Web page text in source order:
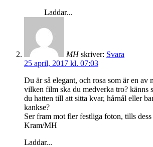
Laddar...
MH skriver: Svara
25 april, 2017 kl. 07:03
Du är så elegant, och rosa som är en av
vilken film ska du medverka tro? känns
du hatten till att sitta kvar, hårnål eller
kankse?
Ser fram mot fler festliga foton, tills dess
Kram/MH
Laddar...